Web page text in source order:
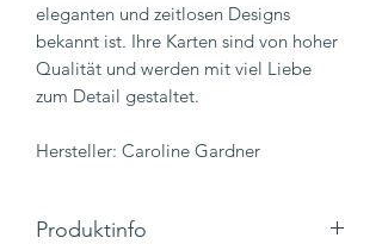
eleganten und zeitlosen Designs
bekannt ist. Ihre Karten sind von hoher
Qualität und werden mit viel Liebe
zum Detail gestaltet.
Hersteller: Caroline Gardner
Produktinfo